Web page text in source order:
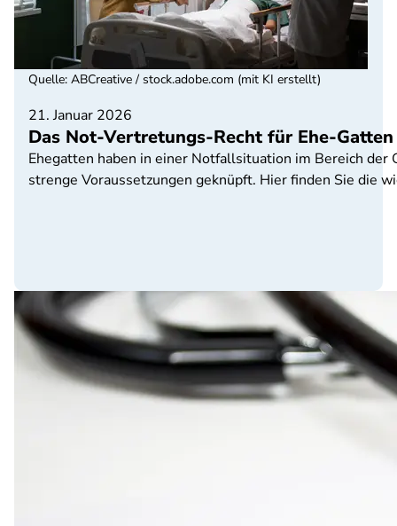
21. Januar 2026
Das Not-Vertretungs-Recht für Ehe-Gatten
Ehegatten haben in einer Notfallsituation im Bereich
strenge Voraussetzungen geknüpft. Hier finden Sie die
Quelle: ABCreative / stock.adobe.com (mit KI erstellt)